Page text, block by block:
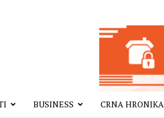
BUSINESS CRNA HRONIKA